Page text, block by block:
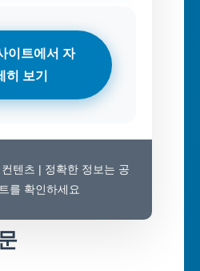
이트에서 자
히 보기
텐츠 | 정확한 정보는 공
를 확인하세요